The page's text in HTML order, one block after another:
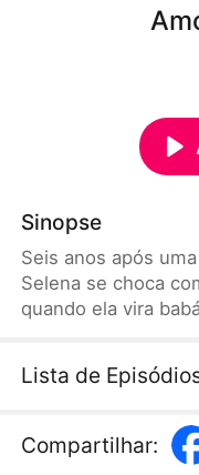
Sinopse
Seis anos após
Selena se choca
quando ela vira
vingativa de
unem contra o
amor que lhes foi
Lista de
Compartilhar: